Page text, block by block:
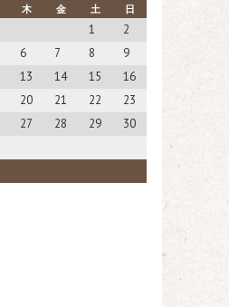
木 金 土 日
1
2
6 7 8
9
13 14 15
16
20 21 22
23
27 28 29
30